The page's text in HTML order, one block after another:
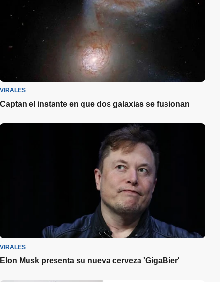
VIRALES
Captan el instante en que dos galaxias se fusionan
VIRALES
Elon Musk presenta su nueva cerveza 'GigaBier'